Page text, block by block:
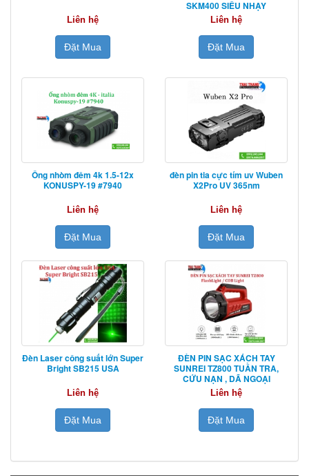
Liên hệ
Đặt Mua
SKM400 SIÊU NHẠY
Liên hệ
Đặt Mua
Ống nhòm đêm 4k 1.5-12x
KONUSPY-19 #7940
Liên hệ
Đặt Mua
đèn pin tia cực tím uv Wuben
X2Pro UV 365nm
Liên hệ
Đặt Mua
Đèn Laser công suất lớn Super
Bright SB215 USA
Liên hệ
Đặt Mua
ĐÈN PIN SẠC XÁCH TAY
SUNREI TZ800 TUẦN TRA,
CỨU NẠN , DÃ NGOẠI
Liên hệ
Đặt Mua